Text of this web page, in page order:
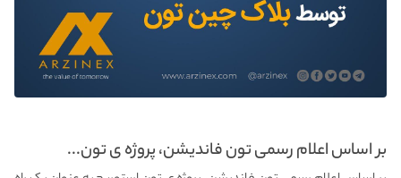
بر اساس اعلام رسمی تون فاندیشن، پروژه ی تون...